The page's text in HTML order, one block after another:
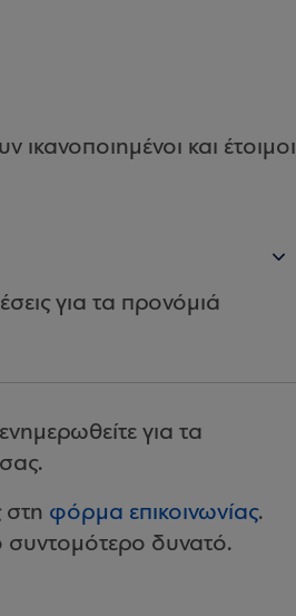
και έτοιμοι
για τα προνόμιά
για τα
στη φόρμα επικοινωνίας.
συντομότερο δυνατό.